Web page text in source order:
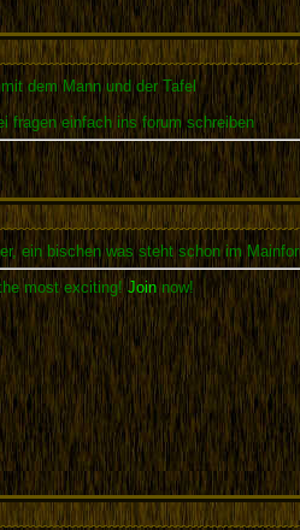
dem Mann und der Tafel
fragen einfach ins forum schreiben
ein bischen was steht schon im
most exciting! Joinnow!